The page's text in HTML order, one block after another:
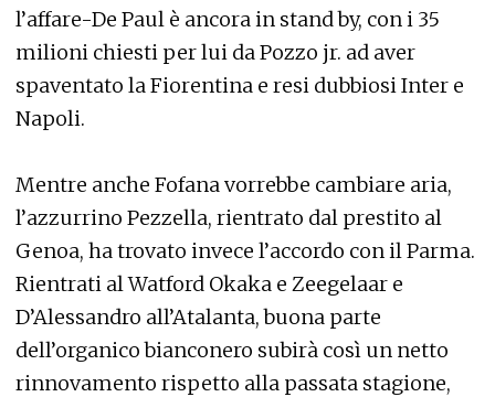
l’affare-De Paul è ancora in stand by, con i 35
milioni chiesti per lui da Pozzo jr. ad aver
spaventato la Fiorentina e resi dubbiosi Inter e
Napoli.
Mentre anche Fofana vorrebbe cambiare aria,
l’azzurrino Pezzella, rientrato dal prestito al
Genoa, ha trovato invece l’accordo con il Parma.
Rientrati al Watford Okaka e Zeegelaar e
D’Alessandro all’Atalanta, buona parte
dell’organico bianconero subirà così un netto
rinnovamento rispetto alla passata stagione,